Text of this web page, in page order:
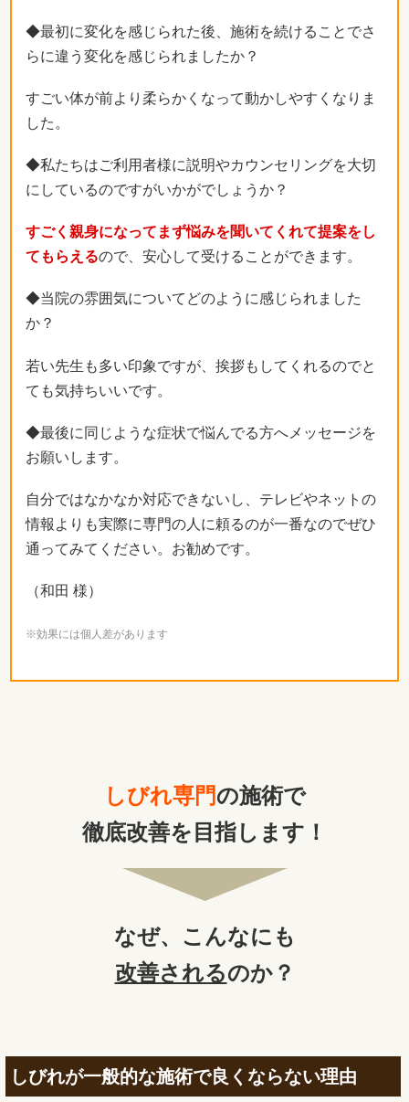
◆最初に変化を感じられた後、施術を続けることでさ
らに違う変化を感じられましたか？
すごい体が前より柔らかくなって動かしやすくなりま
した。
◆私たちはご利用者様に説明やカウンセリングを大切
にしているのですがいかがでしょうか？
すごく親身になってまず悩みを聞いてくれて提案をし
てもらえるので、安心して受けることができます。
◆当院の雰囲気についてどのように感じられました
か？
若い先生も多い印象ですが、挨拶もしてくれるのでと
ても気持ちいいです。
◆最後に同じような症状で悩んでる方へメッセージを
お願いします。
自分ではなかなか対応できないし、テレビやネットの
情報よりも実際に専門の人に頼るのが一番なのでぜひ
通ってみてください。お勧めです。
（和田 様）
※効果には個人差があります
しびれ専門の施術で
徹底改善を目指します！
なぜ、 こんなにも
改善されるのか？
しびれが一般的な施術で良くならない理由